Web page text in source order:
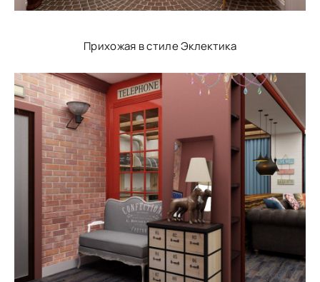
Прихожая в стиле Эклектика